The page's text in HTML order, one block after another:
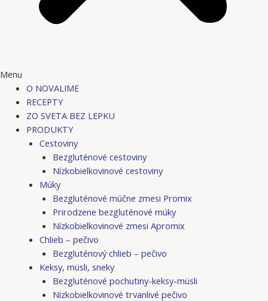
Menu
O NOVALIME
RECEPTY
ZO SVETA BEZ LEPKU
PRODUKTY
Cestoviny
Bezgluténové cestoviny
Nízkobielkovinové cestoviny
Múky
Bezgluténové múčne zmesi Promix
Prirodzene bezgluténové múky
Nízkobielkovinové zmesi Apromix
Chlieb – pečivo
Bezgluténový chlieb – pečivo
Keksy, müsli, sneky
Bezgluténové pochutiny-keksy-müsli
Nízkobielkovinové trvanlivé pečivo